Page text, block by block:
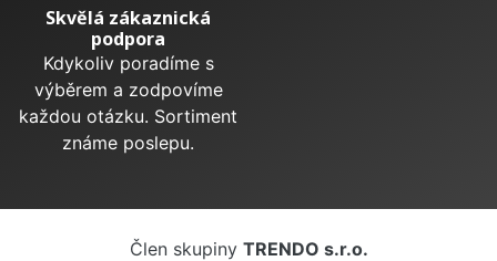
Skvělá zákaznická
podpora
Kdykoliv poradíme s
výběrem a zodpovíme
každou otázku. Sortiment
známe poslepu.
Člen skupiny TRENDO s.r.o.